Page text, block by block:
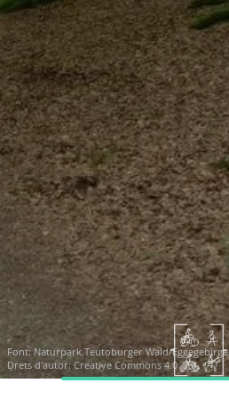
Font: Naturpark Teutoburger Wald/Eggegebirge
Drets d'autor: Creative Commons 4.0